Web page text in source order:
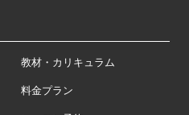
教材・カリキュラム
料金プラン